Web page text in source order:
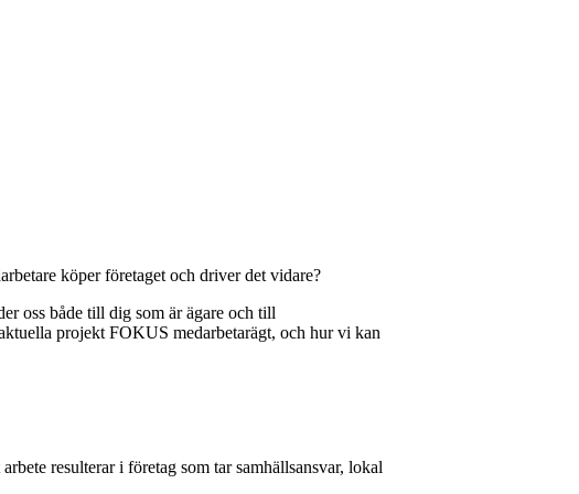
köper företaget och driver det vidare?
oss både till dig som är ägare och till
projekt FOKUS medarbetarägt, och hur vi kan
resulterar i företag som tar samhällsansvar, lokal